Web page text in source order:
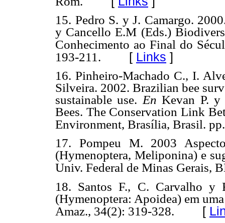
15. Pedro S. y J. Camargo.
y Cancello E.M (Eds.)
Conhecimento ao Final do
193-211. [ Links ]
16. Pinheiro-Machado C., I.
Silveira. 2002. Brazilian bee
sustainable use. EnKevan P.y
Bees. The Conservation Link
Environment, Brasília, Brasil.
17. Pompeu M. 2003
(Hymenoptera, Meliponina) e
Univ. Federal de Minas Gerais,
18. Santos F., C. Carvalho y
(Hymenoptera: Apoidea) em
Amaz., 34(2): 319-328. [